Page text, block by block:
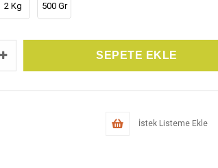
2 Kg 500 Gr
İstek Listeme Ekle